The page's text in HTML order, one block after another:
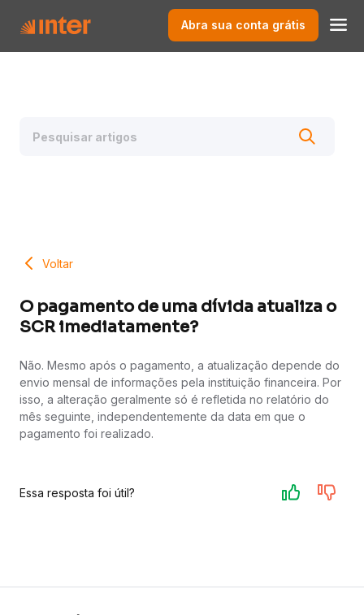
Abra sua conta grátis
Voltar
O pagamento de uma dívida atualiza o
SCR imediatamente?
Não. Mesmo após o pagamento, a atualização depende do
envio mensal de informações pela instituição financeira. Por
isso, a alteração geralmente só é refletida no relatório do
mês seguinte, independentemente da data em que o
pagamento foi realizado.
Essa resposta foi útil?